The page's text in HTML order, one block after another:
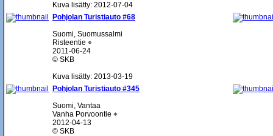
Kuva lisätty: 2012-07-04
Pohjolan Turistiauto #68
Suomi, Suomussalmi
Risteentie ⌖
2011-06-24
© SKB
Kuva lisätty: 2013-03-19
Pohjolan Turistiauto #345
Suomi, Vantaa
Vanha Porvoontie ⌖
2012-04-13
© SKB